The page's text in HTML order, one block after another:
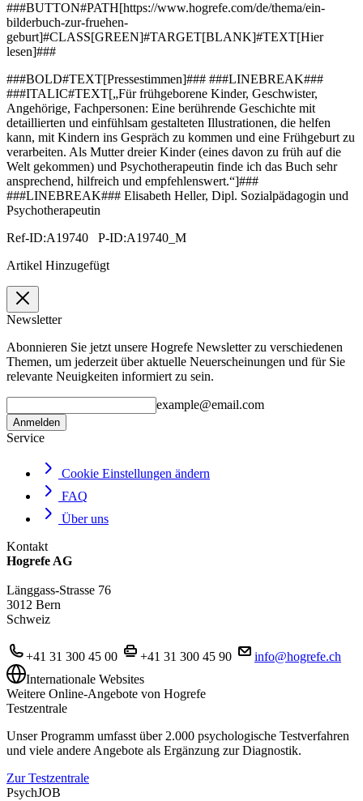
###BUTTON#PATH[https://www.hogrefe.com/de/thema/ein-
bilderbuch-zur-fruehen-
geburt]#CLASS[GREEN]#TARGET[BLANK]#TEXT[Hier
lesen]###
###BOLD#TEXT[Pressestimmen]### ###LINEBREAK###
###ITALIC#TEXT[„Für frühgeborene Kinder, Geschwister,
Angehörige, Fachpersonen: Eine berührende Geschichte mit
detaillierten und einfühlsam gestalteten Illustrationen, die helfen
kann, mit Kindern ins Gespräch zu kommen und eine Frühgeburt zu
verarbeiten. Als Mutter dreier Kinder (eines davon zu früh auf die
Welt gekommen) und Psychotherapeutin finde ich das Buch sehr
ansprechend, hilfreich und empfehlenswert.“]###
###LINEBREAK### Elisabeth Heller, Dipl. Sozialpädagogin und
Psychotherapeutin
Ref-ID:A19740 P-ID:A19740_M
Artikel Hinzugefügt
Newsletter
Abonnieren Sie jetzt unsere Hogrefe Newsletter zu verschiedenen
Themen, um jederzeit über aktuelle Neuerscheinungen und für Sie
relevante Neuigkeiten informiert zu sein.
example@email.com
Anmelden
Service
Cookie Einstellungen ändern
FAQ
Über uns
Kontakt
Hogrefe AG
Länggass-Strasse 76
3012 Bern
Schweiz
+41 31 300 45 00 +41 31 300 45 90
info@hogrefe.ch
Internationale Websites
Weitere Online-Angebote von Hogrefe
Testzentrale
Unser Programm umfasst über 2.000 psychologische Testverfahren
und viele andere Angebote als Ergänzung zur Diagnostik.
Zur Testzentrale
PsychJOB